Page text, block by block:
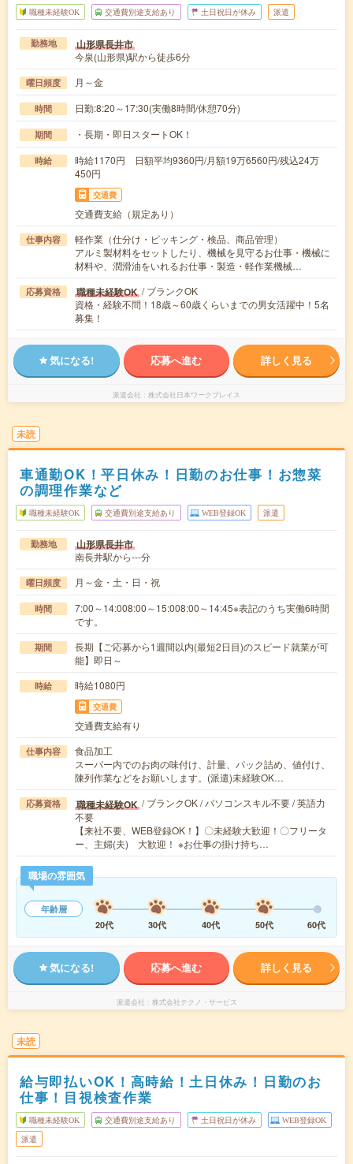
職種未経験OK 交通費別途支給あり 土日祝日が休み 派遣
勤務地 山形県長井市
今泉(山形県)駅から徒歩6分
曜日頻度 月～金
時間 日勤:8:20～17:30(実働8時間/休憩70分)
期間 ・長期・即日スタートOK！
時給
時給1170円 日額平均9360円/月額19万6560円/残込24万
450円
交通費
交通費支給（規定あり）
仕事内容
軽作業（仕分け・ピッキング・検品、商品管理）
アルミ製材料をセットしたり、機械を見守るお仕事・機械に
材料や、潤滑油をいれるお仕事・製造・軽作業機械…
応募資格 職種未経験OK / ブランクOK
資格・経験不問！18歳～60歳くらいまでの男女活躍中！5名
募集！
気になる! 応募へ進む 詳しく見る
派遣会社 株式会社日本ワークプレイス
未読
車通勤OK！平日休み！日勤のお仕事！お惣菜
の調理作業など
職種未経験OK 交通費別途支給あり WEB登録OK 派遣
勤務地 山形県長井市
南長井駅から---分
曜日頻度 月～金・土・日・祝
時間
7:00～14:008:00～15:008:00～14:45※表記のうち実働6時間
です。
期間
長期【ご応募から1週間以内(最短2日目)のスピード就業が可
能】即日～
時給 時給1080円
交通費
交通費支給有り
仕事内容
食品加工
スーパー内でのお肉の味付け、計量、パック詰め、値付け、
陳列作業などをお願いします。(派遣)未経験OK…
応募資格 職種未経験OK / ブランクOK / パソコンスキル不要 / 英語力
不要
【来社不要、WEB登録OK！】〇未経験大歓迎！〇フリータ
ー、主婦(夫) 大歓迎！ ※お仕事の掛け持ち…
職場の雰囲気
年齢層
20代
30代 40代 50代 60代
気になる! 応募へ進む 詳しく見る
派遣会社 株式会社テクノ・サービス
未読
給与即払いOK！高時給！土日休み！日勤のお
仕事！目視検査作業
職種未経験OK 交通費別途支給あり 土日祝日が休み WEB登録OK
派遣